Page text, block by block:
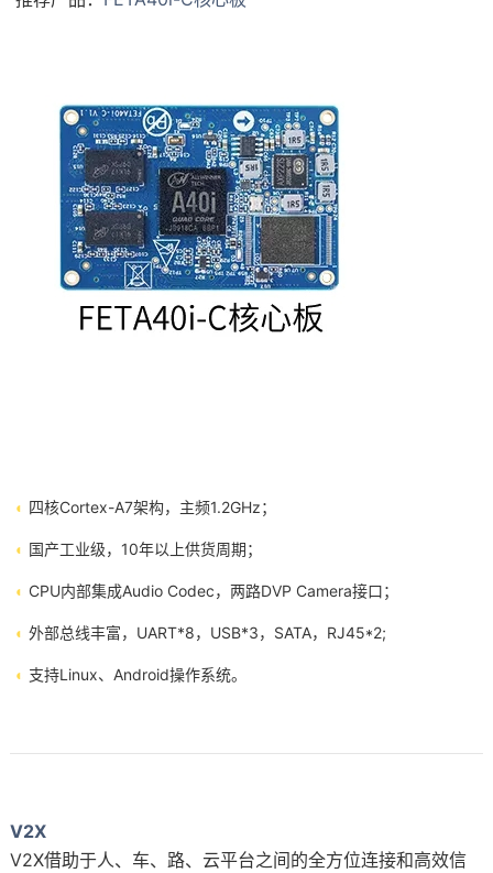
◐ 四核Cortex-A7架构，主频1.2GHz；
◐ 国产工业级，10年以上供货周期；
◐ CPU内部集成Audio Codec，两路DVP Camera接口；
◐ 外部总线丰富，UART*8，USB*3，SATA，RJ45*2;
◐ 支持Linux、Android操作系统。
V2X
V2X借助于人、车、路、云平台之间的全方位连接和高效信